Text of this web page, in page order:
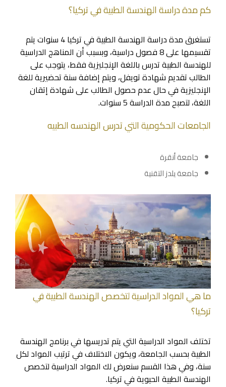
كم مدة دراسة الهندسة الطبية في تركيا؟
تستغرق مدة دراسة الهندسة الطبية في تركيا 4 سنوات يتم
تقسيمها على 8 فصول دراسية، وبسبب أن المناهج الدراسية
للهندسة الطبية تدرس باللغة الإنجليزية فقط، يتوجب على
الطالب تقديم شهادة تويفل، ويتم إضافة سنة تحضيرية للغة
الإنجليزية في حال عدم حصول الطالب على شهادة إتقان
اللغة، لتصبح مدة الدراسة 5 سنوات.
الجامعات الحكومية التي تدرس الهندسه الطبيه
جامعة أنقرة
جامعة يلدز التقنية
ما هي المواد الدراسية لتخصص الهندسة الطبية في
تركيا؟
تختلف المواد الدراسية التي يتم تدريسها في برنامج الهندسة
الطبية بحسب الجامعة، ويكون الاختلاف في ترتيب المواد لكل
سنة، وفي هذا القسم سنعرض لك المواد الدراسية لتخصص
الهندسة الطبية الحيوية في تركيا.